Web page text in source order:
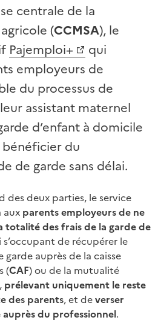
centrale de la
(CCMSA), le
Pajemploi+
qui
employeurs de
du processus de
assistant maternel
d’enfant à domicile
du
de garde sans délai.
des deux parties, le service
aux parents employeurs de ne
totalité des frais de la garde de
s’occupant de récupérer le
auprès de la caisse
(CAF) ou de la mutualité
prélevant uniquement le reste
des parents, et deverser
du professionnel.